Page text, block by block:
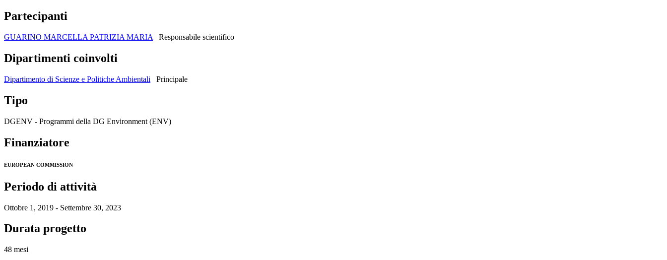
Partecipanti
GUARINO MARCELLA PATRIZIA MARIA Responsabile scientifico
Dipartimenti coinvolti
Dipartimento di Scienze e Politiche Ambientali Principale
Tipo
DGENV - Programmi della DG Environment (ENV)
Finanziatore
EUROPEAN COMMISSION
Periodo di attività
Ottobre 1, 2019 - Settembre 30, 2023
Durata progetto
48 mesi